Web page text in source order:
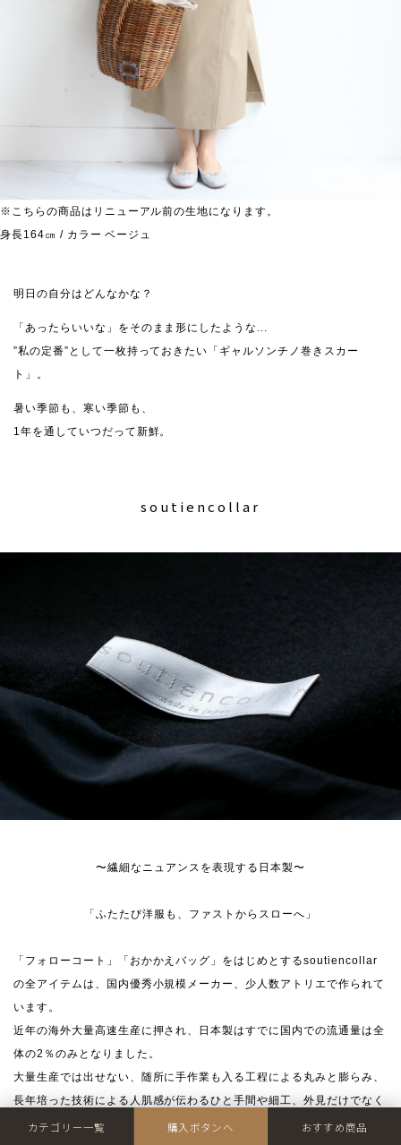
※こちらの商品はリニューアル前の生地になります。
身長164㎝ / カラー ベージュ
明日の自分はどんなかな？
「あったらいいな」をそのまま形にしたような...
”私の定番”として一枚持っておきたい「ギャルソンチノ巻きスカー
ト」。
暑い季節も、寒い季節も、
1年を通していつだって新鮮。
soutiencollar
〜繊細なニュアンスを表現する日本製〜
「ふたたび洋服も、ファストからスローへ」
「フォローコート」「おかかえバッグ」をはじめとするsoutiencollar
の全アイテムは、国内優秀小規模メーカー、少人数アトリエで作られて
います。
近年の海外大量高速生産に押され、日本製はすでに国内での流通量は全
体の2％のみとなりました。
大量生産では出せない、随所に手作業も入る工程による丸みと膨らみ、
長年培った技術による人肌感が伝わるひと手間や細工、外見だけでなく
安心や優しさもお楽しみください。
カテゴリー一覧 購入ボタンへ おすすめ商品